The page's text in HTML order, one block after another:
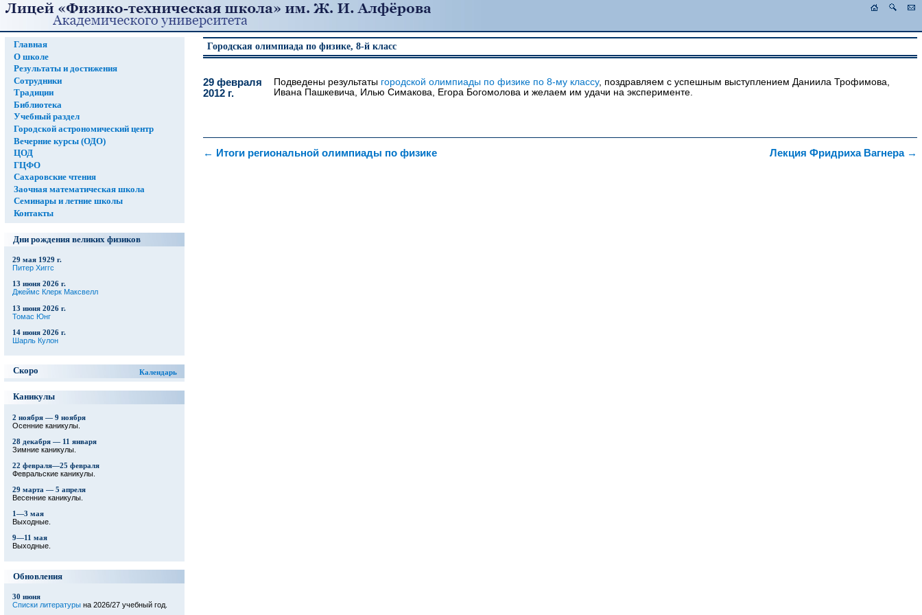
Главная
О школе
Результаты и достижения
Сотрудники
Традиции
Библиотека
Учебный раздел
Городской астрономический центр
Вечерние курсы (ОДО)
ЦОД
ГЦФО
Сахаровские чтения
Заочная математическая школа
Семинары и летние школы
Контакты
Дни рождения великих физиков
29 мая 1929 г.
Питер Хиггс
13 июня 2026 г.
Джеймс Клерк Максвелл
13 июня 2026 г.
Томас Юнг
14 июня 2026 г.
Шарль Кулон
Скоро Календарь
Каникулы
2 ноября — 9 ноября
Осенние каникулы.
28 декабря — 11 января
Зимние каникулы.
22 февраля—25 февраля
Февральские каникулы.
29 марта — 5 апреля
Весенние каникулы.
1—3 мая
Выходные.
9—11 мая
Выходные.
Обновления
30 июня
Списки литературына 2026/27 учебный год.
Городская олимпиада по физике, 8-й класс
29 февраля
2012 г.
Подведены результаты городской олимпиады по физике по 8-му классу, поздравляем с успешным выступлением Даниила Трофимова,
Ивана Пашкевича, Илью Симакова, Егора Богомолова и желаем им удачи на эксперименте.
← Итоги региональной олимпиады по физике →
Лекция Фридриха Вагнера